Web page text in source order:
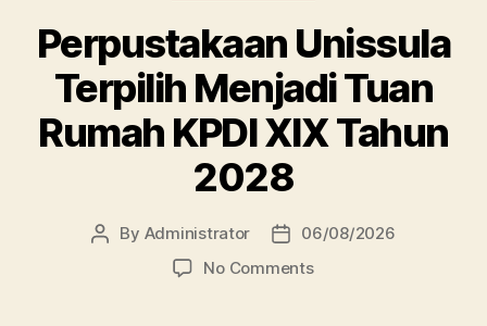
Perpustakaan Unissula
Terpilih Menjadi Tuan
Rumah KPDI XIX Tahun
2028
Post
By Administrator
Post
date
06/08/2026
No Commentson